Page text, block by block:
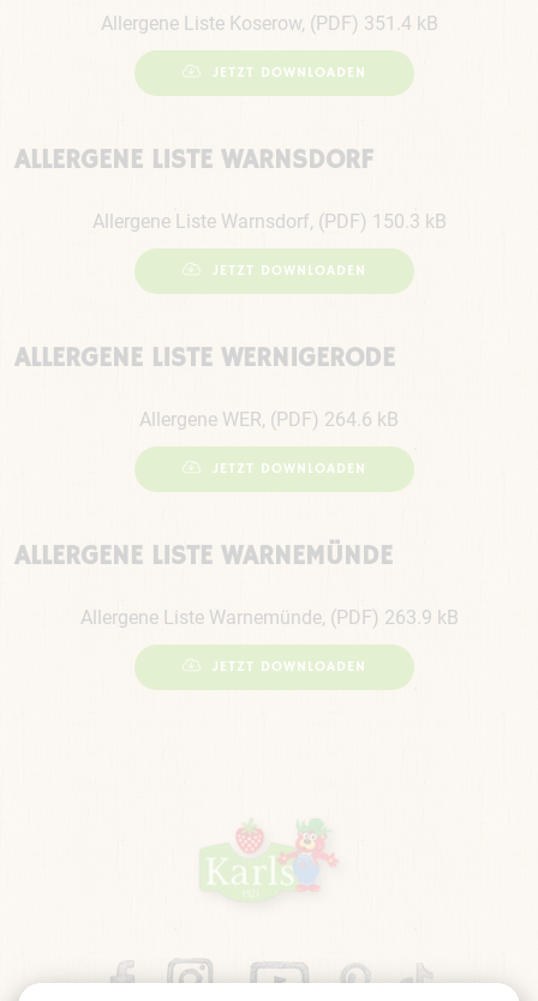
Allergene Liste Koserow, (PDF) 351.4 kB
JETZT DOWNLOADEN
ALLERGENE LISTE WARNSDORF
Allergene Liste Warnsdorf, (PDF) 150.3 kB
JETZT DOWNLOADEN
ALLERGENE LISTE WERNIGERODE
Allergene WER, (PDF) 264.6 kB
JETZT DOWNLOADEN
ALLERGENE LISTE WARNEMÜNDE
Allergene Liste Warnemünde, (PDF) 263.9 kB
JETZT DOWNLOADEN